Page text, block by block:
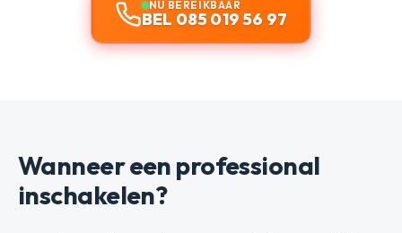
NU BEREIKBAAR
BEL 085 019 56 97
Wanneer een professional
inschakelen?